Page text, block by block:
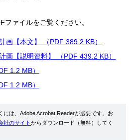
ファイルをご覧ください。
画【本文】 （PDF 389.2 KB）
画【説明資料】 （PDF 439.2 KB）
1.2 MB）
1.2 MB）
には、Adobe Acrobat Readerが必要です。お
社のサイトからダウンロード（無料）してく